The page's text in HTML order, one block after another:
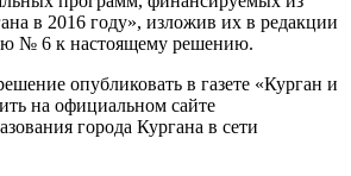
в 2016 году», изложив их в редакции
№ 6 к настоящему решению.
опубликовать в газете «Курган и
на официальном сайте
города Кургана в сети